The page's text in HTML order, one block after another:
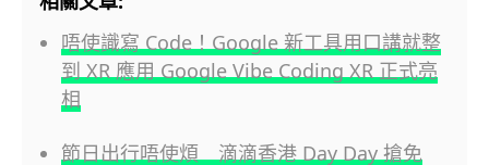
唔使識寫 Code！Google 新工具用口講就整
到 XR 應用 Google Vibe Coding XR 正式亮
相
節日出行唔使煩 滴滴香港 Day Day 搶免